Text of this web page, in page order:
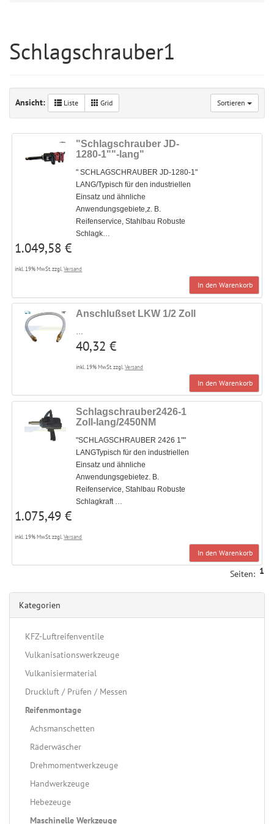
Schlagschrauber1
Ansicht: Liste Grid Sortieren
"Schlagschrauber JD-
1280-1""-lang"
" SCHLAGSCHRAUBER JD-1280-1"
LANG/Typisch für den industriellen
Einsatz und ähnliche
Anwendungsgebiete,z. B.
Reifenservice, Stahlbau Robuste
Schlagk…
1.049,58 €
inkl. 19% MwSt. zzgl.Versand
In den Warenkorb
Anschlußset LKW 1/2 Zoll
…
40,32 €
inkl. 19% MwSt. zzgl.Versand
In den Warenkorb
Schlagschrauber2426-1
Zoll-lang/2450NM
"SCHLAGSCHRAUBER 2426 1""
LANGTypisch für den industriellen
Einsatz und ähnliche
Anwendungsgebietez. B.
Reifenservice, Stahlbau Robuste
Schlagkraft …
1.075,49 €
inkl. 19% MwSt. zzgl.Versand
In den Warenkorb
1
Seiten:
Kategorien
KFZ-Luftreifenventile
Vulkanisationswerkzeuge
Vulkanisiermaterial
Druckluft / Prüfen / Messen
Reifenmontage
Achsmanschetten
Räderwäscher
Drehmomentwerkzeuge
Handwerkzeuge
Hebezeuge
Maschinelle Werkzeuge